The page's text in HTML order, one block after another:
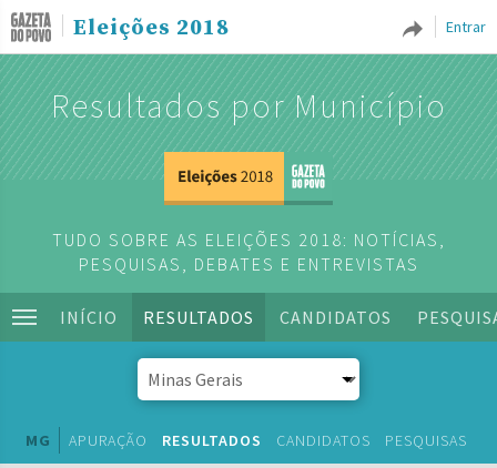
Entrar
Eleições 2018
Resultados por Município
TUDO SOBRE AS ELEIÇÕES 2018: NOTÍCIAS,
PESQUISAS, DEBATES E ENTREVISTAS
INÍCIO RESULTADOS CANDIDATOS
MG APURAÇÃO RESULTADOS CANDIDATOS PESQUISAS